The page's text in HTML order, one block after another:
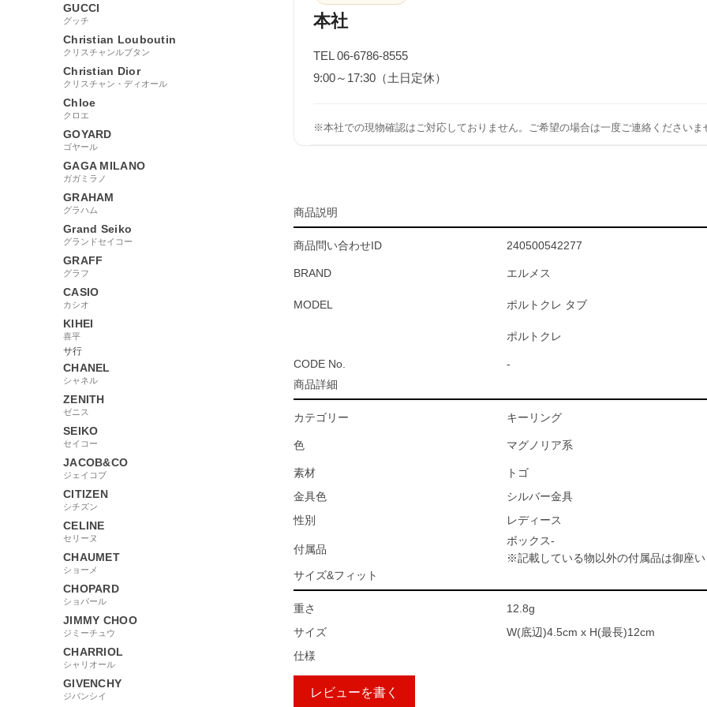
GUCCI
グッチ
Christian Louboutin
クリスチャンルブタン
Christian Dior
クリスチャン・ディオール
Chloe
クロエ
GOYARD
ゴヤール
GAGA MILANO
ガガミラノ
GRAHAM
グラハム
Grand Seiko
グランドセイコー
GRAFF
グラフ
CASIO
カシオ
KIHEI
喜平
サ行
CHANEL
シャネル
ZENITH
ゼニス
SEIKO
セイコー
JACOB&CO
ジェイコブ
CITIZEN
シチズン
CELINE
セリーヌ
CHAUMET
ショーメ
CHOPARD
ショパール
JIMMY CHOO
ジミーチュウ
CHARRIOL
シャリオール
GIVENCHY
ジバンシイ
本社
TEL 06-6786-8555
9:00～17:30（土日定休）
※本社での現物確認はご対応しておりません。ご希望の場合は一度ご連絡くださいま
商品説明
商品問い合わせID 240500542277
BRAND エルメス
MODEL ポルトクレ タブ
ポルトクレ
CODE No.
-
商品詳細
カテゴリー キーリング
色 マグノリア系
素材
トゴ
金具色
シルバー金具
性別
レディース
付属品
ボックス-
※記載している物以外の付属品は御座
サイズ&フィット
重さ
12.8g
サイズ
W(底辺)4.5cm x H(最長)12cm
仕様
レビューを書く